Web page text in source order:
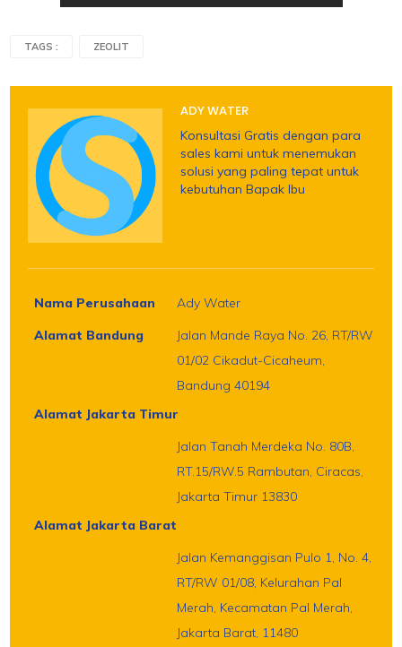
TAGS : ZEOLIT
ADY WATER
Konsultasi Gratis dengan para
sales kami untuk menemukan
solusi yang paling tepat untuk
kebutuhan Bapak Ibu
Nama Perusahaan
Ady Water
Alamat Bandung
Jalan Mande Raya No. 26, RT/RW
01/02 Cikadut-Cicaheum,
Bandung 40194
Alamat Jakarta Timur
Jalan Tanah Merdeka No. 80B,
RT.15/RW.5 Rambutan, Ciracas,
Jakarta Timur 13830
Alamat Jakarta Barat
Jalan Kemanggisan Pulo 1, No. 4,
RT/RW 01/08, Kelurahan Pal
Merah, Kecamatan Pal Merah,
Jakarta Barat, 11480